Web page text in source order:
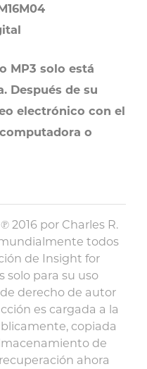
MP3 solo está
Después de su
electrónico con el
o
2016 por Charles R.
todos
de Insight for
solo para su uso
derecho de autor
es cargada a la
copiada
de
ahora